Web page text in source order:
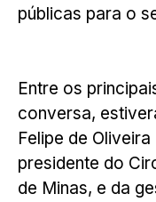
públicas para o
Entre os
conversa,
Felipe de
presidente do
de Minas, e da